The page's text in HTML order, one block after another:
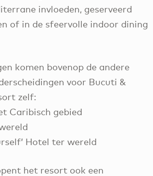
invloeden, geserveerd
of in de sfeervolle indoor dining
komen bovenop de andere
voor Bucuti &
zelf:
Caribisch gebied
Hotel ter wereld
het resort ook een